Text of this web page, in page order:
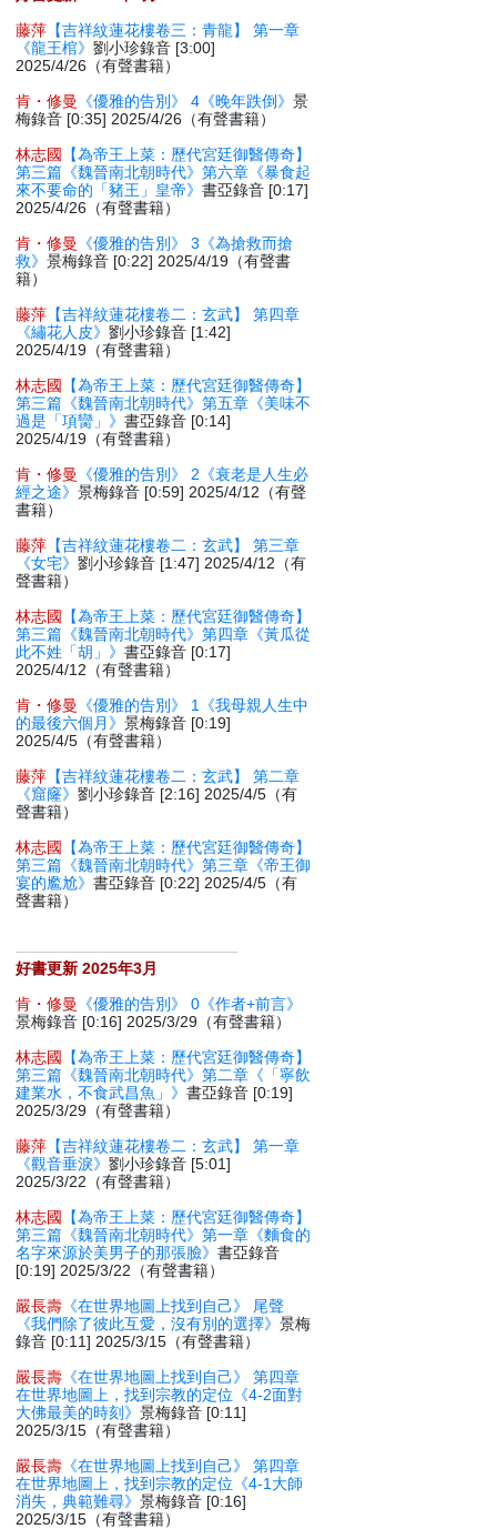
藤萍 【吉祥紋蓮花樓卷三：青龍】 第一章
《龍王棺》劉小珍錄音 [3:00]
2025/4/26（有聲書籍）
肯・修曼
《優雅的告別》 4《晚年跌倒》景
梅錄音 [0:35] 2025/4/26（有聲書籍）
林志國
【為帝王上菜：歷代宮廷御醫傳奇】
第三篇《魏晉南北朝時代》第六章《暴食起
來不要命的「豬王」皇帝》書亞錄音 [0:17]
2025/4/26（有聲書籍）
肯・修曼
《優雅的告別》 3《為搶救而搶
救》景梅錄音 [0:22] 2025/4/19（有聲書
籍）
藤萍 【吉祥紋蓮花樓卷二：玄武】 第四章
《繡花人皮》劉小珍錄音 [1:42]
2025/4/19（有聲書籍）
林志國
【為帝王上菜：歷代宮廷御醫傳奇】
第三篇《魏晉南北朝時代》第五章《美味不
過是「項臠」》書亞錄音 [0:14]
2025/4/19（有聲書籍）
肯・修曼
《優雅的告別》 2《衰老是人生必
經之途》景梅錄音 [0:59] 2025/4/12（有聲
書籍）
藤萍 【吉祥紋蓮花樓卷二：玄武】 第三章
《女宅》劉小珍錄音 [1:47] 2025/4/12（有
聲書籍）
林志國
【為帝王上菜：歷代宮廷御醫傳奇】
第三篇《魏晉南北朝時代》第四章《黃瓜從
此不姓「胡」》書亞錄音 [0:17]
2025/4/12（有聲書籍）
肯・修曼
《優雅的告別》 1《我母親人生中
的最後六個月》景梅錄音 [0:19]
2025/4/5（有聲書籍）
藤萍 【吉祥紋蓮花樓卷二：玄武】 第二章
《窟窿》劉小珍錄音 [2:16] 2025/4/5（有
聲書籍）
林志國
【為帝王上菜：歷代宮廷御醫傳奇】
第三篇《魏晉南北朝時代》第三章《帝王御
宴的尷尬》書亞錄音 [0:22] 2025/4/5（有
聲書籍）
好書更新 2025年3月
肯・修曼
《優雅的告別》 0《作者+前言》
景梅錄音 [0:16] 2025/3/29（有聲書籍）
林志國
【為帝王上菜：歷代宮廷御醫傳奇】
第三篇《魏晉南北朝時代》第二章《「寧飲
建業水，不食武昌魚」》書亞錄音 [0:19]
2025/3/29（有聲書籍）
藤萍 【吉祥紋蓮花樓卷二：玄武】 第一章
《觀音垂淚》劉小珍錄音 [5:01]
2025/3/22（有聲書籍）
林志國
【為帝王上菜：歷代宮廷御醫傳奇】
第三篇《魏晉南北朝時代》第一章《麵食的
名字來源於美男子的那張臉》書亞錄音
[0:19] 2025/3/22（有聲書籍）
嚴長壽 《在世界地圖上找到自己》 尾聲
《我們除了彼此互愛，沒有別的選擇》景梅
錄音 [0:11] 2025/3/15（有聲書籍）
嚴長壽 《在世界地圖上找到自己》 第四章
在世界地圖上，找到宗教的定位《4-2面對
大佛最美的時刻》景梅錄音 [0:11]
2025/3/15（有聲書籍）
嚴長壽 《在世界地圖上找到自己》 第四章
在世界地圖上，找到宗教的定位《4-1大師
消失，典範難尋》景梅錄音 [0:16]
2025/3/15（有聲書籍）